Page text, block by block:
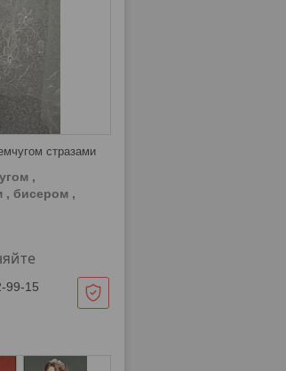
стразами
,
, бисером ,
99-15